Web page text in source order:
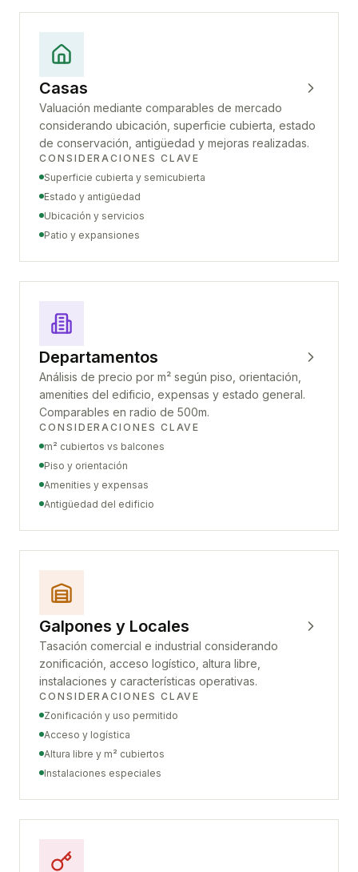
Casas
Valuación mediante comparables de mercado
considerando ubicación, superficie cubierta, estado
de conservación, antigüedad y mejoras realizadas.
CONSIDERACIONES CLAVE
Superficie cubierta y semicubierta
Estado y antigüedad
Ubicación y servicios
Patio y expansiones
Departamentos
Análisis de precio por m² según piso, orientación,
amenities del edificio, expensas y estado general.
Comparables en radio de 500m.
CONSIDERACIONES CLAVE
m² cubiertos vs balcones
Piso y orientación
Amenities y expensas
Antigüedad del edificio
Galpones y Locales
Tasación comercial e industrial considerando
zonificación, acceso logístico, altura libre,
instalaciones y características operativas.
CONSIDERACIONES CLAVE
Zonificación y uso permitido
Acceso y logística
Altura libre y m² cubiertos
Instalaciones especiales